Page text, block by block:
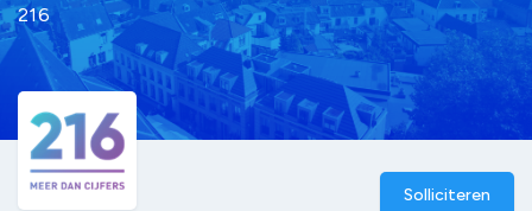
216
Solliciteren